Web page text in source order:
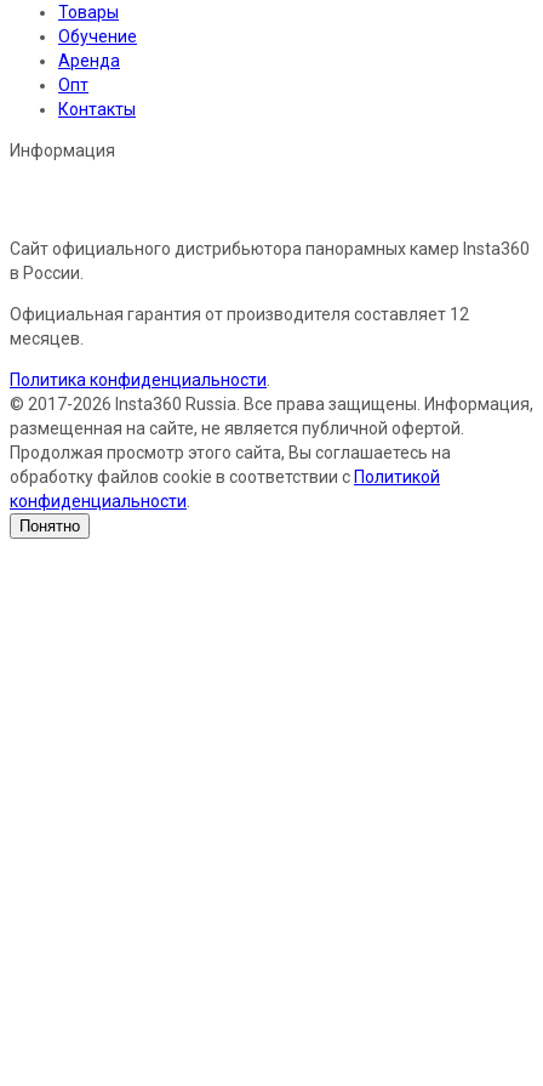
Товары
Обучение
Аренда
Опт
Контакты
Информация
Сайт официального дистрибьютора панорамных камер Insta360
в России.
Официальная гарантия от производителя составляет 12
месяцев.
Политика конфиденциальности.
© 2017-2026 Insta360 Russia. Все права защищены. Информация,
размещенная на сайте, не является публичной офертой.
Продолжая просмотр этого сайта, Вы соглашаетесь на
обработку файлов cookie в соответствии с Политикой
конфиденциальности.
Понятно